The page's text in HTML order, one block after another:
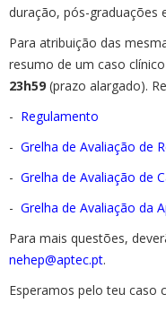
duração, pós-graduações
Para atribuição das
resumo de um caso
23h59 (prazo alargado).
- Regulamento
- Grelha de Avaliação de
- Grelha de Avaliação de
- Grelha de Avaliação da
Para mais questões,
nehep@aptec.pt.
Esperamos pelo teu caso